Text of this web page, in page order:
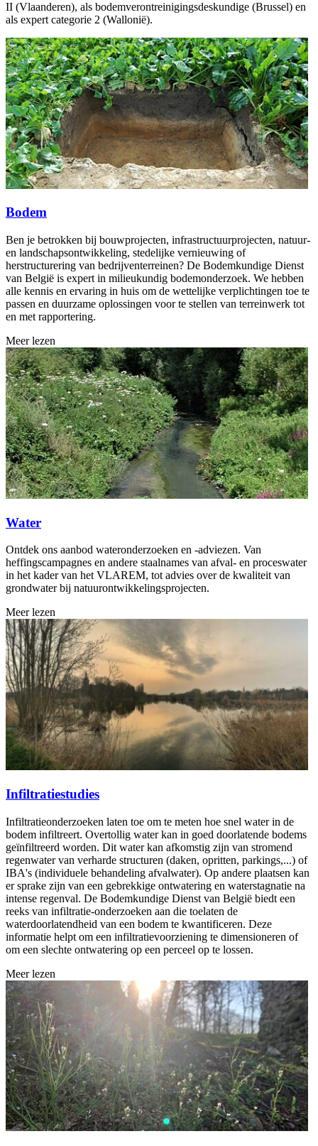
II (Vlaanderen), als bodemverontreinigingsdeskundige (Brussel) en
als expert categorie 2 (Wallonië).
Bodem
Ben je betrokken bij bouwprojecten, infrastructuurprojecten, natuur-
en landschapsontwikkeling, stedelijke vernieuwing of
herstructurering van bedrijventerreinen? De Bodemkundige Dienst
van België is expert in milieukundig bodemonderzoek. We hebben
alle kennis en ervaring in huis om de wettelijke verplichtingen toe te
passen en duurzame oplossingen voor te stellen van terreinwerk tot
en met rapportering.
Meer lezen
Water
Ontdek ons aanbod wateronderzoeken en -adviezen. Van
heffingscampagnes en andere staalnames van afval- en proceswater
in het kader van het VLAREM, tot advies over de kwaliteit van
grondwater bij natuurontwikkelingsprojecten.
Meer lezen
Infiltratiestudies
Infiltratieonderzoeken laten toe om te meten hoe snel water in de
bodem infiltreert. Overtollig water kan in goed doorlatende bodems
geïnfiltreerd worden. Dit water kan afkomstig zijn van stromend
regenwater van verharde structuren (daken, opritten, parkings,...) of
IBA's (individuele behandeling afvalwater). Op andere plaatsen kan
er sprake zijn van een gebrekkige ontwatering en waterstagnatie na
intense regenval. De Bodemkundige Dienst van België biedt een
reeks van infiltratie-onderzoeken aan die toelaten de
waterdoorlatendheid van een bodem te kwantificeren. Deze
informatie helpt om een infiltratievoorziening te dimensioneren of
om een slechte ontwatering op een perceel op te lossen.
Meer lezen